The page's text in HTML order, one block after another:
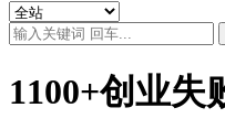
1100+创业失